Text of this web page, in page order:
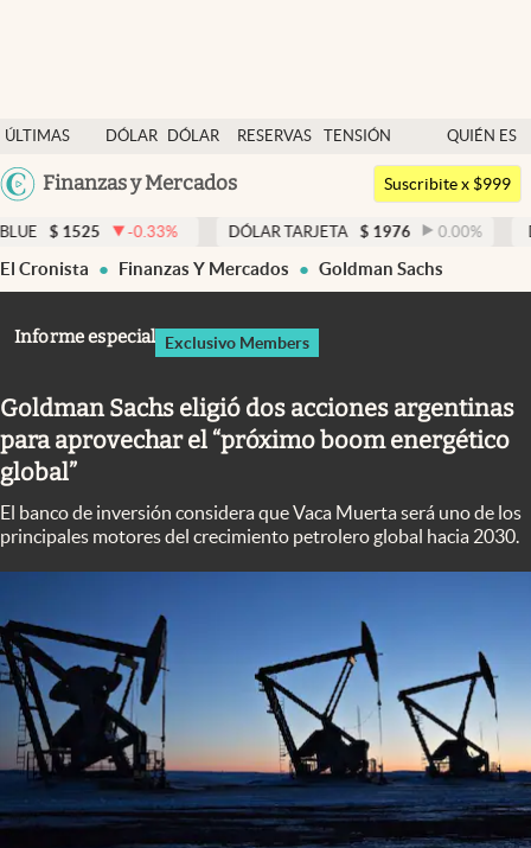
ÚLTIMAS
NOTICIAS
DÓLAR
DÓLAR
RESERVAS
TENSIÓN
GEOPOLÍTICA
QUIÉN ES
QUIÉN
Argentina
Finanzas y Mercados
Dólar
Members
Economía y Política
Finanzas y Mercados
Columnistas
Otras secciones
Infotechnology
Clima
Mundial 2026
Eventos Corporativos
El Cronista Studio
Mediakit
Suscribite x $999
-0.33% DÓLAR TARJETA $ 1976 0.00% DÓLAR
El Cronista Finanzas Y Mercados Goldman Sachs
Informe especial Exclusivo Members
Goldman Sachs eligió dos acciones argentinas
para aprovechar el “próximo boom energético
global”
El banco de inversión considera que Vaca Muerta será uno de los
principales motores del crecimiento petrolero global hacia 2030.